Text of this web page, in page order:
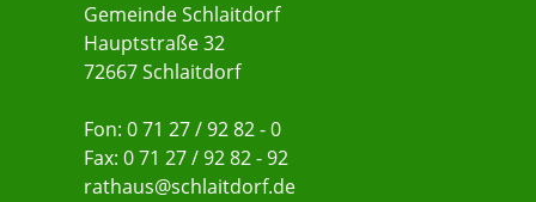
Gemeinde Schlaitdorf
Hauptstraße 32
72667 Schlaitdorf
Fon: 0 71 27 / 92 82 - 0
Fax: 0 71 27 / 92 82 - 92
rathaus@schlaitdorf.de